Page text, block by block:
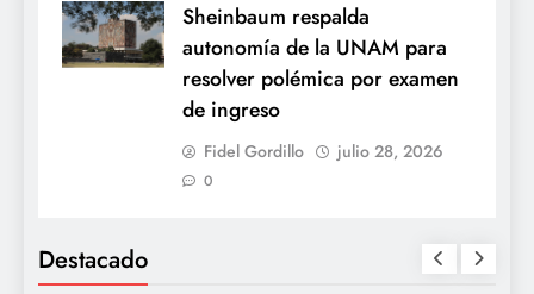
Sheinbaum respalda
autonomía de la UNAM para
resolver polémica por examen
de ingreso
Fidel Gordillo julio 28, 2026
0
Destacado